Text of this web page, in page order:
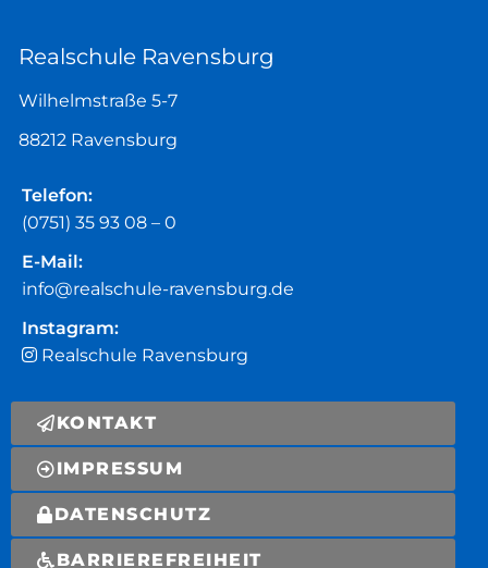
Realschule Ravensburg
Wilhelmstraße 5-7
88212 Ravensburg
Telefon:
(0751) 35 93 08 – 0
E-Mail:
info@realschule-ravensburg.de
Instagram:
Realschule Ravensburg
KONTAKT
IMPRESSUM
DATENSCHUTZ
BARRIEREFREIHEIT